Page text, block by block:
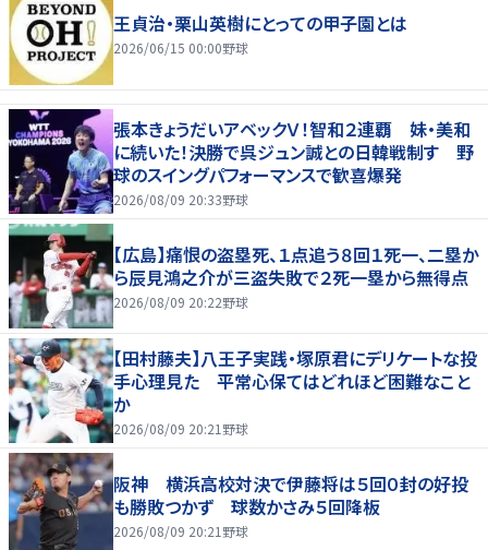
王貞治・栗山英樹にとっての甲子園とは
2026/06/15 00:00野球
張本きょうだいアベックＶ！智和２連覇 妹・美和
に続いた！決勝で呉ジュン誠との日韓戦制す 野
球のスイングパフォーマンスで歓喜爆発
2026/08/09 20:33野球
【広島】痛恨の盗塁死、１点追う８回１死一、二塁か
ら辰見鴻之介が三盗失敗で２死一塁から無得点
2026/08/09 20:22野球
【田村藤夫】八王子実践・塚原君にデリケートな投
手心理見た 平常心保てはどれほど困難なこと
か
2026/08/09 20:21 野球
阪神 横浜高校対決で伊藤将は５回０封の好投
も勝敗つかず 球数かさみ５回降板
2026/08/09 20:21 野球